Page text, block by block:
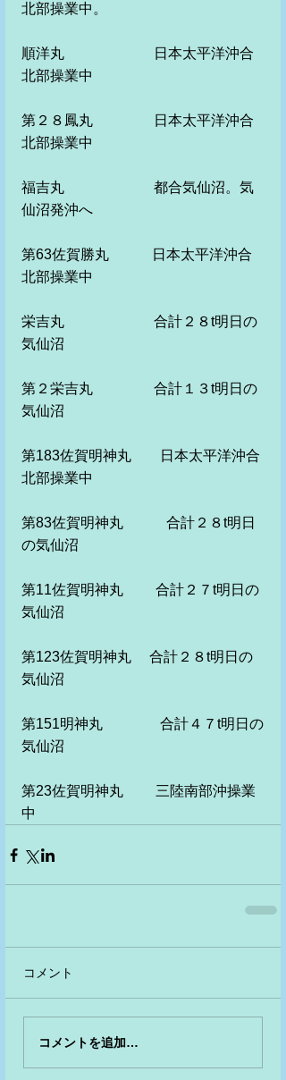
北部操業中。
順洋丸　　　　　 　日本太平洋沖合
北部操業中
第２８鳳丸　　　　 日本太平洋沖合
北部操業中
福吉丸　　　　　　 都合気仙沼。気
仙沼発沖へ
第63佐賀勝丸　　　日本太平洋沖合
北部操業中
栄吉丸　　　　　　 合計２８t明日の
気仙沼
第２栄吉丸　　　　 合計１３t明日の
気仙沼
第183佐賀明神丸　　日本太平洋沖合
北部操業中
第83佐賀明神丸　　　合計２８t明日
の気仙沼
第11佐賀明神丸　　 合計２７t明日の
気仙沼
第123佐賀明神丸　 合計２８t明日の
気仙沼
第151明神丸　　　　合計４７t明日の
気仙沼
第23佐賀明神丸　　 三陸南部沖操業
中
コメント
コメントを追加…